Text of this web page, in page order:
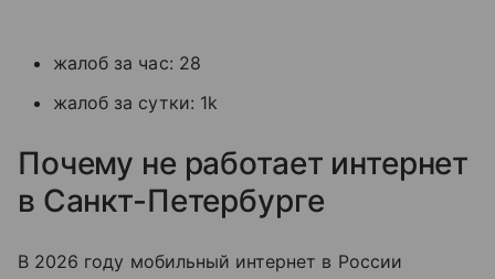
жалоб за час: 28
жалоб за сутки: 1k
Почему не работает интернет
в Санкт-Петербурге
В 2026 году мобильный интернет в России